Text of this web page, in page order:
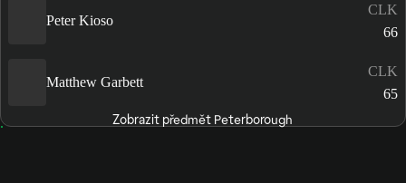
Peter Kioso
CLK
66
Matthew Garbett
CLK
65
Zobrazit předmět Peterborough